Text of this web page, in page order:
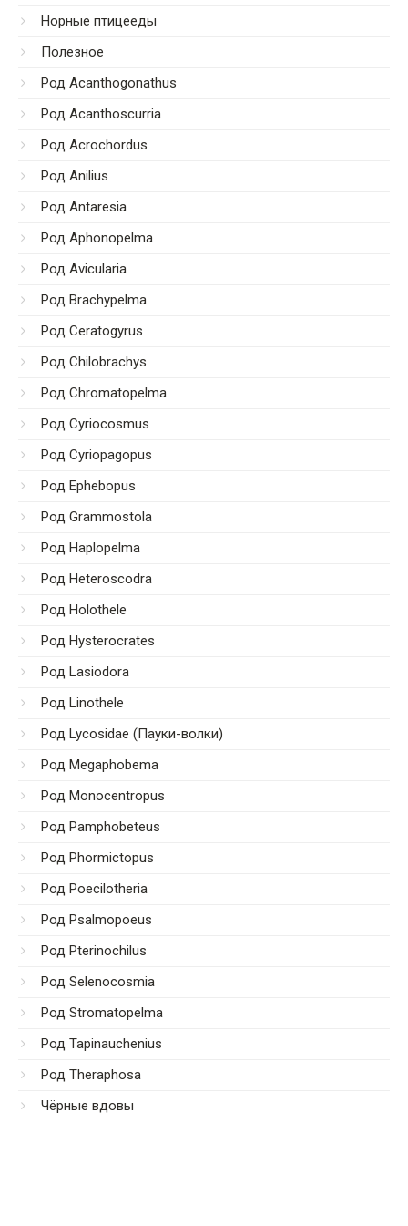
Норные птицееды
Полезное
Род Acanthogonathus
Род Acanthoscurria
Род Acrochordus
Род Anilius
Род Antaresia
Род Aphonopelma
Род Avicularia
Род Brachypelma
Род Ceratogyrus
Род Chilobrachys
Род Chromatopelma
Род Cyriocosmus
Род Cyriopagopus
Род Ephebopus
Род Grammostola
Род Haplopelma
Род Heteroscodra
Род Holothele
Род Hysterocrates
Род Lasiodora
Род Linothele
Род Lycosidae (Пауки-волки)
Род Megaphobema
Род Monocentropus
Род Pamphobeteus
Род Phormictopus
Род Poecilotheria
Род Psalmopoeus
Род Pterinochilus
Род Selenocosmia
Род Stromatopelma
Род Tapinauchenius
Род Theraphosa
Чёрные вдовы